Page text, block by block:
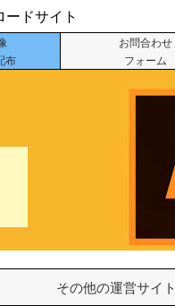
ドサイト
布
お問合わせ
フォーム
その他の運営サイト